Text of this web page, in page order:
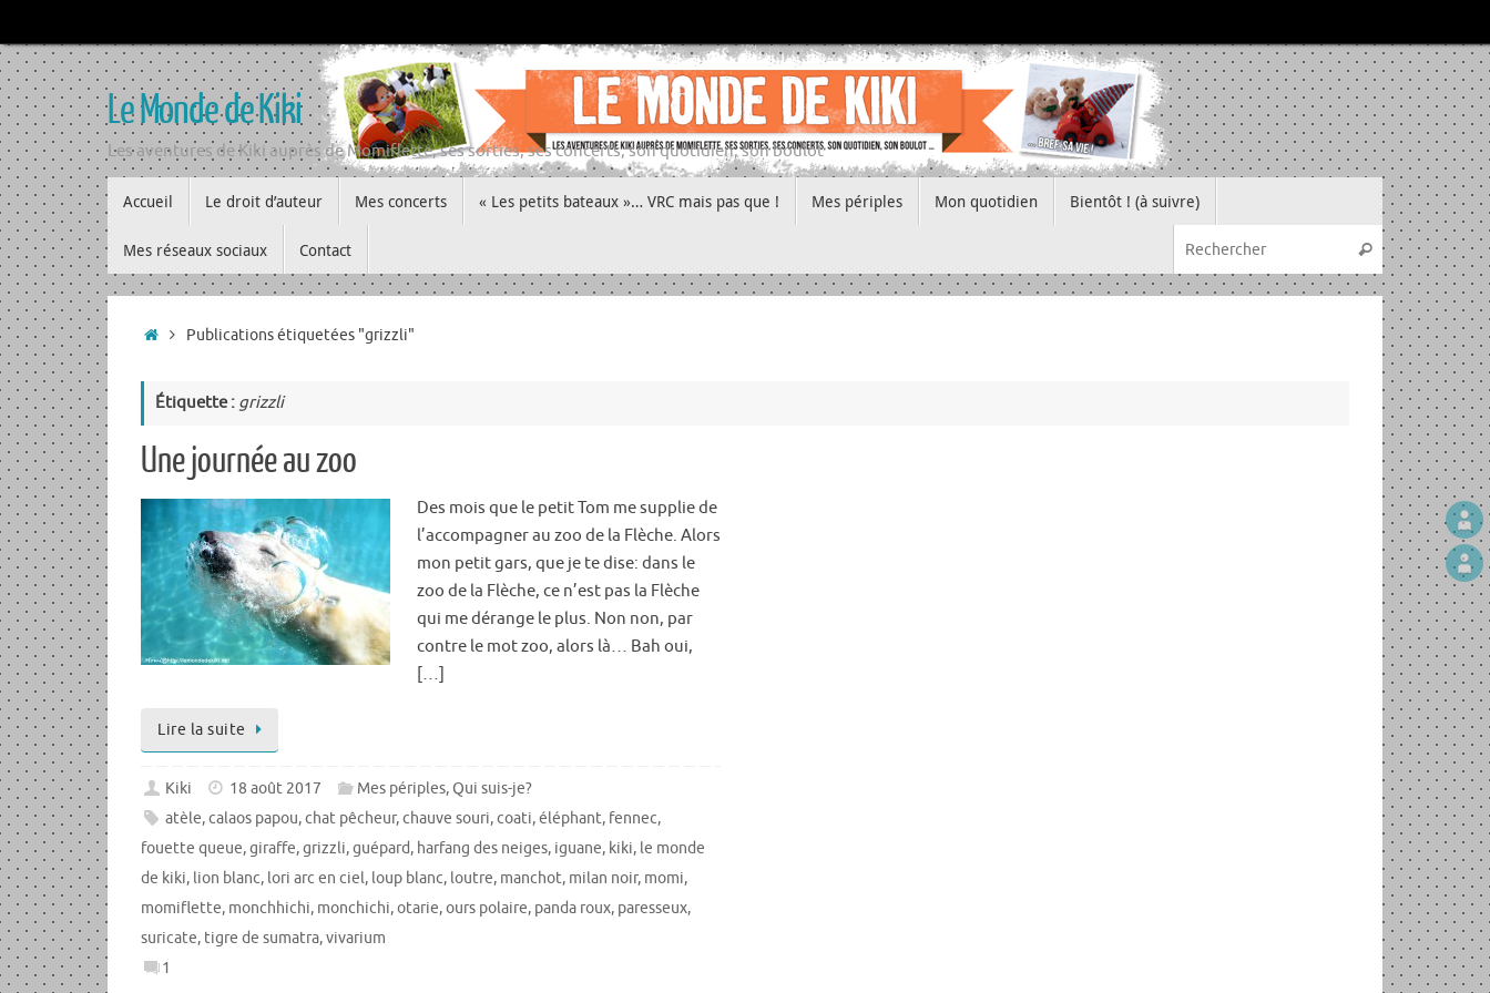
au
contenu
Le Monde de Kiki
Les aventures de Kiki auprès de Momiflette, ses sorties, ses concerts, son quotidien, son boulot
au
contenu
Accueil Le droit d’auteur Mes concerts « Les petits bateaux »… VRC mais pas que ! Mes périples Mon quotidien Bientôt ! (à suivre)
Mes réseaux sociaux Contact
Recherche
Rechercher
Accueil
Publications étiquetées "grizzli"
Étiquette : grizzli
Une journée au zoo
Des mois que le petit Tom me supplie de
l’accompagner au zoo de la Flèche. Alors
mon petit gars, que je te dise: dans le
zoo de la Flèche, ce n’est pas la Flèche
qui me dérange le plus. Non non, par
contre le mot zoo, alors là… Bah oui,
[…]
Lire la suite
Kiki 18 août 2017 Mes périples,Qui suis-je?
atèle,calaos papou,chat pêcheur,chauve souri,coati,éléphant, fennec,
fouette queue,giraffe,grizzli,guépard, harfang des neiges, iguane, kiki, le monde
de kiki, lion blanc, lori arc en ciel, loup blanc, loutre, manchot, milan noir, momi,
momiflette, monchhichi, monchichi,otarie,ours polaire, panda roux, paresseux,
suricate, tigre de sumatra,vivarium
1